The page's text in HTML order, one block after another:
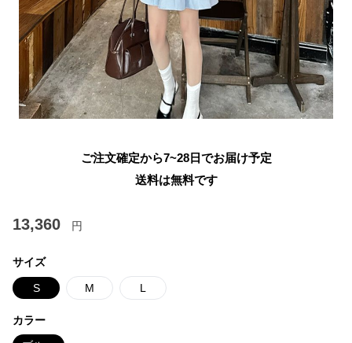
ご注文確定から7~28日でお届け予定
送料は無料です
13,360 円
サイズ
S M L
カラー